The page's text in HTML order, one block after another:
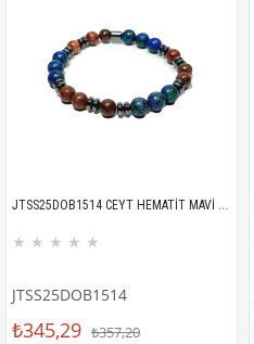
JTSS25DOB1514 CEYT HEMATİT MAVİ KAHVERENGİ JANTİ DOĞALTAŞ BİLEKLİK
★ ★ ★ ★ ★
JTSS25DOB1514
₺345,29 ₺357,20